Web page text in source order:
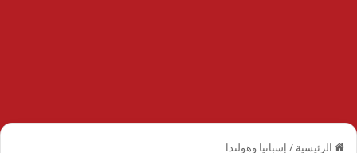
الرئيسية / إسبانيا وهولندا